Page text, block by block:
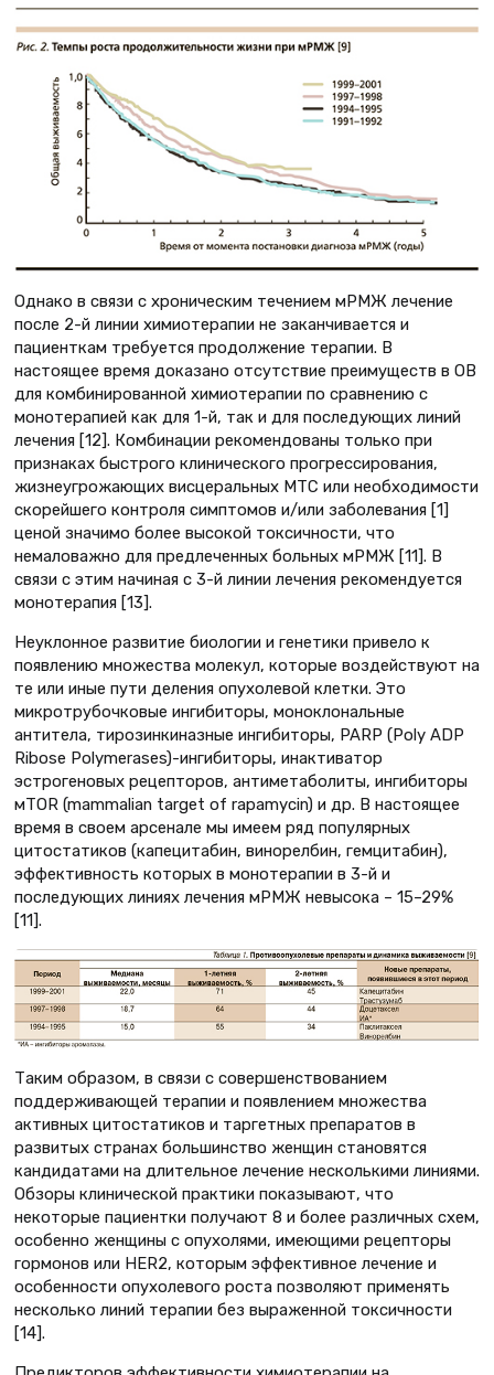
Однако в связи с хроническим течением мРМЖ лечение
после 2-й линии химиотерапии не заканчивается и
пациенткам требуется продолжение терапии. В
настоящее время доказано отсутствие преимуществ в ОВ
для комбинированной химиотерапии по сравнению с
монотерапией как для 1-й, так и для последующих линий
лечения [12]. Комбинации рекомендованы только при
признаках быстрого клинического прогрессирования,
жизнеугрожающих висцеральных МТС или необходимости
скорейшего контроля симптомов и/или заболевания [1]
ценой значимо более высокой токсичности, что
немаловажно для предлеченных больных мРМЖ [11]. В
связи с этим начиная с 3-й линии лечения рекомендуется
монотерапия [13].
Неуклонное развитие биологии и генетики привело к
появлению множества молекул, которые воздействуют на
те или иные пути деления опухолевой клетки. Это
микротрубочковые ингибиторы, моноклональные
антитела, тирозинкиназные ингибиторы, PARP (Poly ADP
Ribose Polymerases)-ингибиторы, инактиватор
эстрогеновых рецепторов, антиметаболиты, ингибиторы
мТОR (mammalian target of rapamycin) и др. В настоящее
время в своем арсенале мы имеем ряд популярных
цитостатиков (капецитабин, винорелбин, гемцитабин),
эффективность которых в монотерапии в 3-й и
последующих линиях лечения мРМЖ невысока – 15–29%
[11].
Таким образом, в связи с совершенствованием
поддерживающей терапии и появлением множества
активных цитостатиков и таргетных препаратов в
развитых странах большинство женщин становятся
кандидатами на длительное лечение несколькими линиями.
Обзоры клинической практики показывают, что
некоторые пациентки получают 8 и более различных схем,
особенно женщины с опухолями, имеющими рецепторы
гормонов или HER2, которым эффективное лечение и
особенности опухолевого роста позволяют применять
несколько линий терапии без выраженной токсичности
[14].